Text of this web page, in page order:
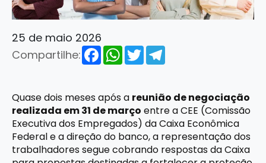
25 de maio 2026
Compartilhe:
FacebookWhatsApp
Twitter
Quase dois meses após a reunião de negociação
realizada em 31 de março entre a CEE (Comissão
Executiva dos Empregados) da Caixa Econômica
Federal e a direção do banco, a representação dos
trabalhadores segue cobrando respostas da Caixa